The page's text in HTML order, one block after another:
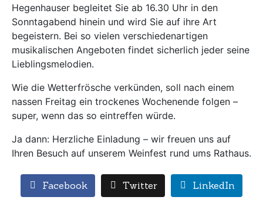
Hegenhauser begleitet Sie ab 16.30 Uhr in den
Sonntagabend hinein und wird Sie auf ihre Art
begeistern. Bei so vielen verschiedenartigen
musikalischen Angeboten findet sicherlich jeder seine
Lieblingsmelodien.
Wie die Wetterfrösche verkünden, soll nach einem
nassen Freitag ein trockenes Wochenende folgen –
super, wenn das so eintreffen würde.
Ja dann: Herzliche Einladung – wir freuen uns auf
Ihren Besuch auf unserem Weinfest rund ums Rathaus.
Facebook Twitter LinkedIn